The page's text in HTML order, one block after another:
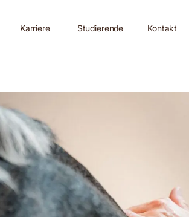
Karriere Studierende Kontakt